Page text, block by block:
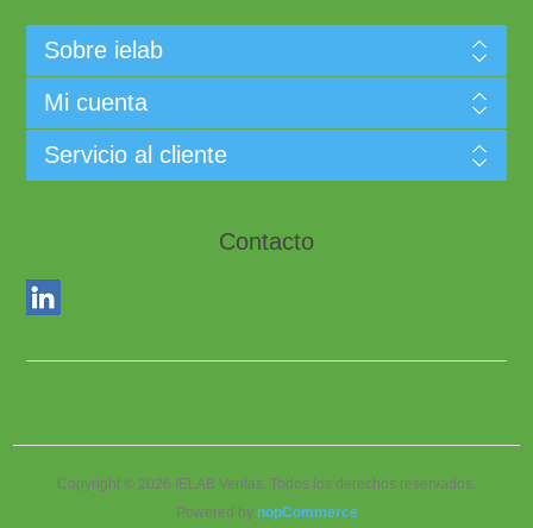
Sobre ielab
Mi cuenta
Servicio al cliente
Contacto
Copyright © 2026 IELAB Ventas. Todos los derechos reservados.
Powered by nopCommerce